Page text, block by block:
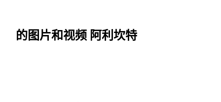
的图片和视频 阿利坎特